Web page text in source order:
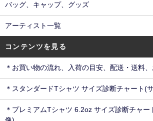
バッグ、キャップ、グッズ
アーティスト一覧
コンテンツを見る
＊お買い物の流れ、入荷の目安、配送・送料
＊スタンダードTシャツ サイズ診断チャート(
＊プレミアムTシャツ 6.2oz サイズ診断チャ